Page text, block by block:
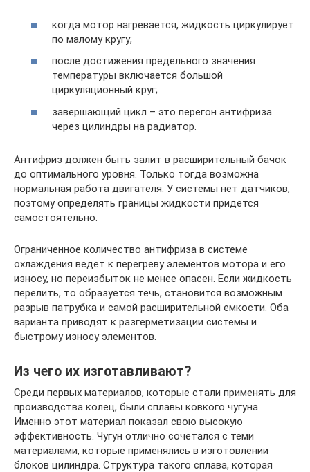
когда мотор нагревается, жидкость циркулирует
по малому кругу;
после достижения предельного значения
температуры включается большой
циркуляционный круг;
завершающий цикл – это перегон антифриза
через цилиндры на радиатор.
Антифриз должен быть залит в расширительный бачок
до оптимального уровня. Только тогда возможна
нормальная работа двигателя. У системы нет датчиков,
поэтому определять границы жидкости придется
самостоятельно.
Ограниченное количество антифриза в системе
охлаждения ведет к перегреву элементов мотора и его
износу, но переизбыток не менее опасен. Если жидкость
перелить, то образуется течь, становится возможным
разрыв патрубка и самой расширительной емкости. Оба
варианта приводят к разгерметизации системы и
быстрому износу элементов.
Из чего их изготавливают?
Среди первых материалов, которые стали применять для
производства колец, были сплавы ковкого чугуна.
Именно этот материал показал свою высокую
эффективность. Чугун отлично сочетался с теми
материалами, которые применялись в изготовлении
блоков цилиндра. Структура такого сплава, которая